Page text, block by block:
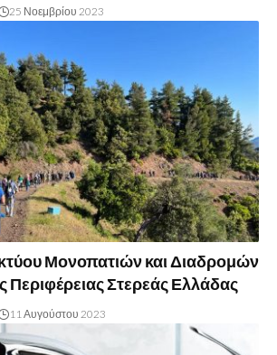
25 Νοεμβρίου 2023
Μονοπατιών και Διαδρομών
Περιφέρειας Στερεάς Ελλάδας
11 Αυγούστου 2023